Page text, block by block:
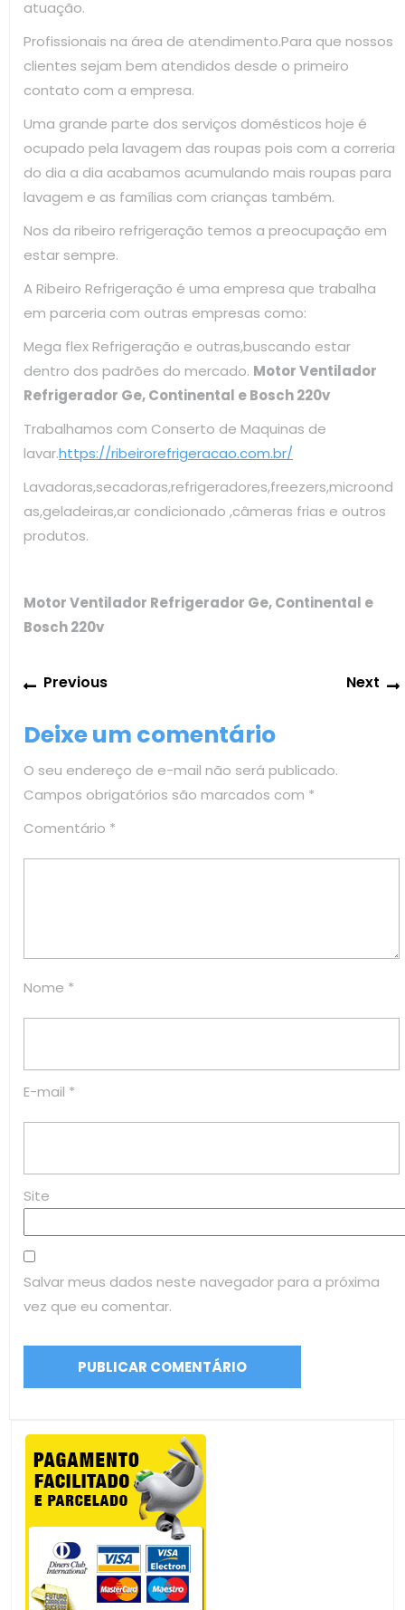
atuação.
Profissionais na área de atendimento.Para que nossos
clientes sejam bem atendidos desde o primeiro
contato com a empresa.
Uma grande parte dos serviços domésticos hoje é
ocupado pela lavagem das roupas pois com a correria
do dia a dia acabamos acumulando mais roupas para
lavagem e as famílias com crianças também.
Nos da ribeiro refrigeração temos a preocupação em
estar sempre.
A Ribeiro Refrigeração é uma empresa que trabalha
em parceria com outras empresas como:
Mega flex Refrigeração e outras,buscando estar
dentro dos padrões do mercado. Motor Ventilador
Refrigerador Ge, Continental e Bosch 220v
Trabalhamos com Conserto de Maquinas de
lavar.https://ribeirorefrigeracao.com.br/
Lavadoras,secadoras,refrigeradores,freezers,microond
as,geladeiras,ar condicionado ,câmeras frias e outros
produtos.
Motor Ventilador Refrigerador Ge, Continental e
Bosch 220v
Navegação
de
Post
PreviousPrevious
Next
Deixe um comentário
O seu endereço de e-mail não será publicado.
Campos obrigatórios são marcados com *
Comentário *
Nome *
E-mail *
Site
Salvar meus dados neste navegador para a próxima
vez que eu comentar.